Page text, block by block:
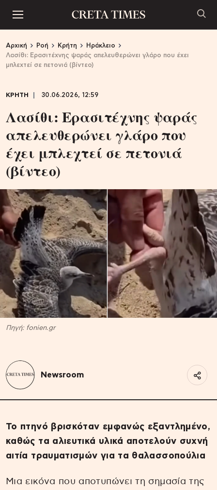
Αρχική Ροή Κρήτη
Ηράκλειο
Λασίθι: Ερασιτέχνης ψαράς απελευθερώνει γλάρο που έχει
μπλεχτεί σε πετονιά (βίντεο)
ΚΡΗΤΗ 30.06.2026, 12:59
Λασίθι: Ερασιτέχνης ψαράς
απελευθερώνει γλάρο που
έχει μπλεχτεί σε πετονιά
(βίντεο)
Πηγή: fonien.gr
Newsroom
Το πτηνό βρισκόταν εμφανώς εξαντλημένο,
καθώς τα αλιευτικά υλικά αποτελούν συχνή
αιτία τραυματισμών για τα θαλασσοπούλια
Μια εικόνα που αποτυπώνει τη σημασία της